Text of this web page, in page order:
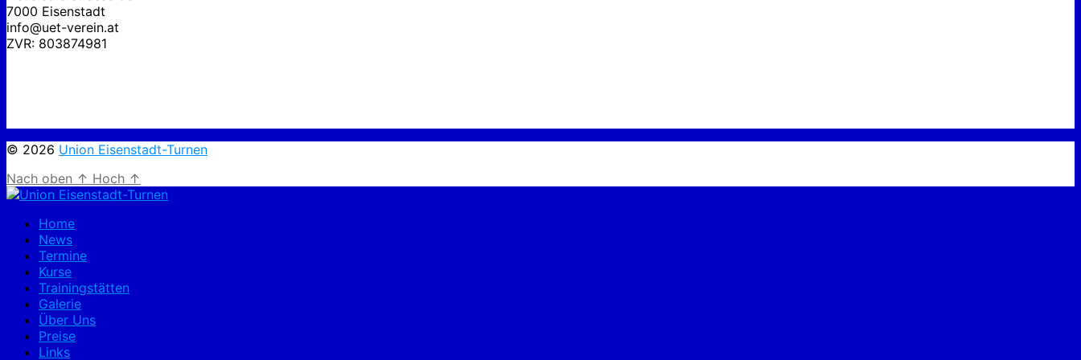
7000 Eisenstadt
info@uet-verein.at
ZVR: 803874981
© 2026 Union Eisenstadt-Turnen
Nach oben ↑ Hoch ↑
Home
News
Termine
Kurse
Trainingstätten
Galerie
Über Uns
Preise
Links